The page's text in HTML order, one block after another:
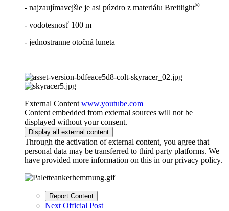
- najzaujímavejšie je asi púzdro z materiálu Breitlight®
- vodotesnosť 100 m
- jednostranne otočná luneta
External Content www.youtube.com
Content embedded from external sources will not be
displayed without your consent.
Display all external content
Through the activation of external content, you agree that
personal data may be transferred to third party platforms. We
have provided more information on this in our privacy policy.
Report Content
Next Official Post